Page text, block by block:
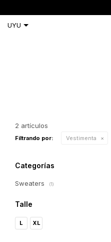
2 artículos
Filtrando por: Vestimenta
Categorías
Sweaters (1)
Talle
L XL